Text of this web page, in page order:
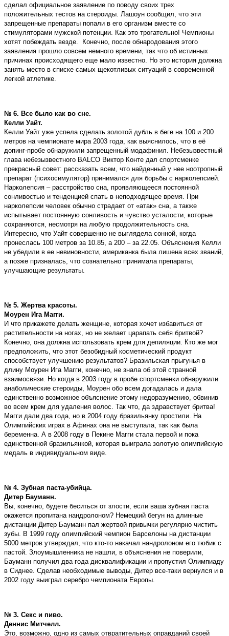
сделал официальное заявление по поводу своих трех
положительных тестов на стероиды. Лашоун сообщил, что эти
запрещенные препараты попали в его организм вместе со
стимуляторами мужской потенции. Как это трогательно! Чемпионы
хотят побеждать везде. Конечно, после обнародования этого
заявления прошло совсем немного времени, так что об истинных
причинах происходящего еще мало известно. Но это история должна
занять место в списке самых щекотливых ситуаций в современной
легкой атлетике.
№ 6. Все было как во сне.
Келли Уайт.
Келли Уайт уже успела сделать золотой дубль в беге на 100 и 200
метров на чемпионате мира 2003 года, как выяснилось, что в её
допинг-пробе обнаружили запрещенный модафинил. Небезызвестный
глава небезызвестного BALCO Виктор Конте дал спортсменке
прекрасный совет: рассказать всем, что найденный у нее ноотропный
препарат (психосимулятор) принимался для борьбы с нарколепсией.
Нарколепсия – расстройство сна, проявляющееся постоянной
сонливостью и тенденцией спать в неподходящее время. При
нарколепсии человек обычно страдает от «атак» сна, а также
испытывает постоянную сонливость и чувство усталости, которые
сохраняются, несмотря на любую продолжительность сна.
Интересно, что Уайт совершенно не выглядела сонной, когда
пронеслась 100 метров за 10.85, а 200 – за 22.05. Объяснения Келли
не убедили в ее невиновности, американка была лишена всех званий,
а позже призналась, что сознательно принимала препараты,
улучшающие результаты.
№ 5. Жертва красоты.
Моурен Ига Магги.
И что прикажете делать женщине, которая хочет избавиться от
растительности на ногах, но не желает царапать себя бритвой?
Конечно, она должна использовать крем для депиляции. Кто же мог
предположить, что этот безобидный косметический продукт
способствует улучшению результатов? Бразильская прыгунья в
длину Моурен Ига Магги, конечно, не знала об этой странной
взаимосвязи. Но когда в 2003 году в пробе спортсменки обнаружили
анаболические стероиды, Моурен обо всем догадалась и дала
единственно возможное объяснение этому недоразумению, обвинив
во всем крем для удаления волос. Так что, да здравствует бритва!
Магги дали два года, но в 2004 году бразильянку простили. На
Олимпийских играх в Афинах она не выступала, так как была
беременна. А в 2008 году в Пекине Магги стала первой и пока
единственной бразильянкой, которая выиграла золотую олимпийскую
медаль в индивидуальном виде.
№ 4. Зубная паста-убийца.
Дитер Бауманн.
Вы, конечно, будете беситься от злости, если ваша зубная паста
окажется пропитана нандролоном? Немецкий бегун на длинные
дистанции Дитер Бауманн пал жертвой привычки регулярно чистить
зубы. В 1999 году олимпийский чемпион Барселоны на дистанции
5000 метров утверждал, что кто-то накачал нандролоном его тюбик с
пастой. Злоумышленника не нашли, в объяснения не поверили,
Бауманн получил два года дисквалификации и пропустил Олимпиаду
в Сиднее. Сделав необходимые выводы, Дитер все-таки вернулся и в
2002 году выиграл серебро чемпионата Европы.
№ 3. Секс и пиво.
Деннис Митчелл.
Это, возможно, одно из самых отвратительных оправданий своей